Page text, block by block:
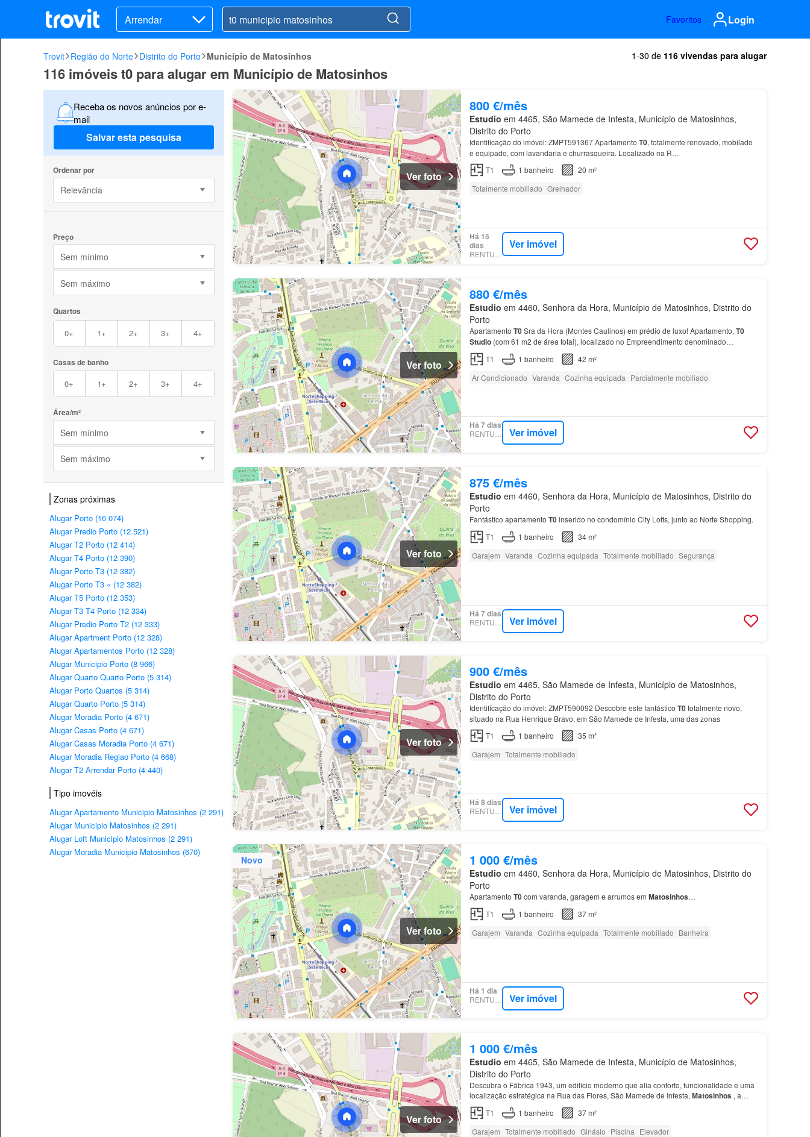
Arrendar Favoritos Login
Trovit Região do Norte Distrito do Porto Município de Matosinhos 1-30 de 116 vivendas para alugar
116 imóveis t0 para alugar em Município de Matosinhos
Receba os novos anúncios por e-
mail
Salvar esta pesquisa
Ordenar por
Relevância
Preço
Sem mínimo
Sem máximo
Quartos
0+ 1+ 2+ 3+ 4+
Casas de banho
0+ 1+ 2+ 3+ 4+
Área/m²
Sem mínimo
Sem máximo
Zonas próximas
Alugar Porto (16 074)
Alugar Predio Porto (12 521)
Alugar T2 Porto (12 414)
Alugar T4 Porto (12 390)
Alugar Porto T3 (12 382)
Alugar Porto T3 « (12 382)
Alugar T5 Porto (12 353)
Alugar T3 T4 Porto (12 334)
Alugar Predio Porto T2 (12 333)
Alugar Apartment Porto (12 328)
Alugar Apartamentos Porto (12 328)
Alugar Municipio Porto (8 966)
Alugar Quarto Quarto Porto (5 314)
Alugar Porto Quartos (5 314)
Alugar Quarto Porto (5 314)
Alugar Moradia Porto (4 671)
Alugar Casas Porto (4 671)
Alugar Casas Moradia Porto (4 671)
Alugar Moradia Regiao Porto (4 668)
Alugar T2 Arrendar Porto (4 440)
Tipo imovéis
Alugar Apartamento Municipio Matosinhos (2 291)
Alugar Municipio Matosinhos (2 291)
Alugar Loft Municipio Matosinhos (2 291)
Alugar Moradia Municipio Matosinhos (670)
Ver foto
800 €/mês
Estudio em 4465, São Mamede de Infesta, Município de Matosinhos,
Distrito do Porto
Identificação do imóvel: ZMPT591367 Apartamento T0, totalmente renovado, mobilado
e equipado, com lavandaria e churrasqueira. Localizado na R…
T1
1 banheiro
20 m²
Totalmente mobiliado Grelhador
Há 15
dias
RENTUMO
Ver imóvel
Ver foto
880 €/mês
Estudio em 4460, Senhora da Hora, Município de Matosinhos, Distrito do
Porto
Apartamento T0Sra da Hora (Montes Caulinos) em prédio de luxo! Apartamento, T0
Studio(com 61 m2 de área total), localizado no Empreendimento denominado
EVOLUTION em Srª da Hora -Matosinhos
T1 1 banheiro
42 m²
Ar Condicionado Varanda Cozinha equipada Parcialmente mobiliado
Há 7 dias
RENTUMO Ver imóvel
Ver foto
875 €/mês
Estudio em 4460, Senhora da Hora, Município de Matosinhos, Distrito do
Porto
Fantástico apartamento T0inserido no condomínio City Lofts, junto ao Norte Shopping.
T1
1 banheiro
34 m²
Garajem Varanda Cozinha equipada Totalmente mobiliado Segurança
Há 7 dias
RENTUMO Ver imóvel
Ver foto
900 €/mês
Estudio em 4465, São Mamede de Infesta, Município de Matosinhos,
Distrito do Porto
Identificação do imóvel: ZMPT590092 Descobre este fantástico T0totalmente novo,
situado na Rua Henrique Bravo, em São Mamede de Infesta, uma das zonas
T1
1 banheiro
35 m²
Garajem Totalmente mobiliado
Há 8 dias
RENTUMO Ver imóvel
Novo
Ver foto
1 000 €/mês
Estudio em 4460, Senhora da Hora, Município de Matosinhos, Distrito do
Porto
Apartamento T0com varanda, garagem e arrumos em Matosinhos…
T1
1 banheiro
37 m²
Garajem Varanda Cozinha equipada Totalmente mobiliado Banheira
Há 1 dia
RENTUMO Ver imóvel
Ver foto
1 000 €/mês
Estudio em 4465, São Mamede de Infesta, Município de Matosinhos,
Distrito do Porto
Descubra o Fábrica 1943, um edifício moderno que alia conforto, funcionalidade e uma
localização estratégica na Rua das Flores, São Mamede de Infesta, Matosinhos , a
apenas 1,7 a 2 km do Hospital de São João, com excelentes a…
T1 1 banheiro
37 m²
Garajem Totalmente mobiliado Ginásio Piscina Elevador